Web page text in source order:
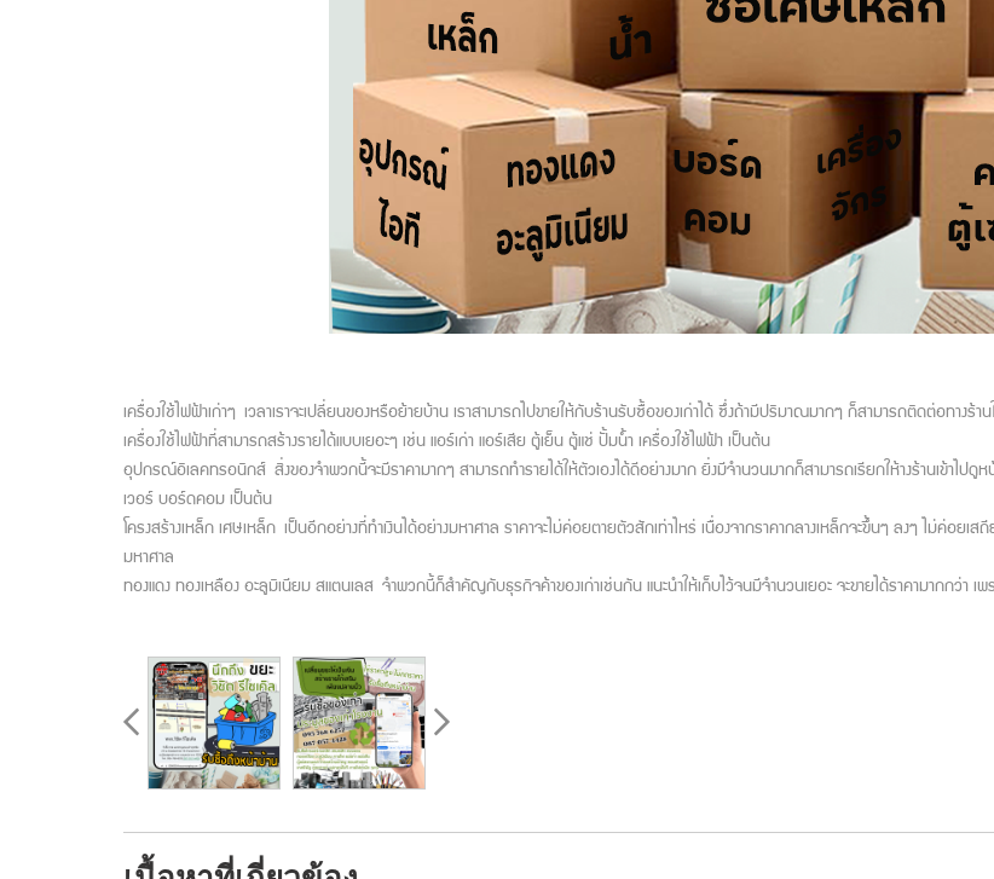
เครื่องใช้ไฟฟ้าเก่าๆ เวลาเราจะเปลี่ยนของหรือย้ายบ้าน เราสามารถไปขายให้กับร้านรับซื้อของเก่าได้ ซึ่งถ้ามีปริมาณมากๆ ก็สามารถติดต่อทาง
เครื่องใช้ไฟฟ้าที่สามารถสร้างรายได้แบบเยอะๆ เช่น แอร์เก่า แอร์เสีย ตู้เย็น ตู้แช่ ปั้มน้ำ เครื่องใช้ไฟฟ้า เป็นต้น
อุปกรณ์อิเลคทรอนิกส์ สิ่งของจำพวกนี้จะมีราคามากๆ สามารถทำรายได้ให้ตัวเองได้ดีอย่างมาก ยิ่งมีจำนวนมากก็สามารถเรียกให้างร้านเข้าไป
เวอร์ บอร์ดคอม เป็นต้น
โครงสร้างเหล็ก เศษเหล็ก เป็นอีกอย่างที่ทำเงินได้อย่างมหาศาล ราคาจะไม่ค่อยตายตัวสักเท่าไหร่ เนื่องจากราคากลางเหล็กจะขึ้นๆ ลงๆ ไม่ค่อยเ
มหาศาล
ทองแดง ทองเหลือง อะลูมิเนียม สแตนเลส จำพวกนี้ก็สำคัญกับธุรกิจค้าของเก่าเช่นกัน แนะนำให้เก็บไว้จนมีจำนวนเยอะ จะขายได้ราคามากกว่า เพร